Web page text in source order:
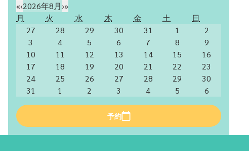
«‹2026年8月›»
月
火 水 木 金 土
日
27
28 29 30 31 1
2
3
4 5 6 7 8
9
10
11 12 13 14 15
16
17
18 19 20 21 22
23
24
25 26 27 28 29
30
31
1 2 3 4 5 6
予約